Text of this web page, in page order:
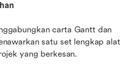
carta Gantt dan
satu set lengkap alat
yang berkesan.